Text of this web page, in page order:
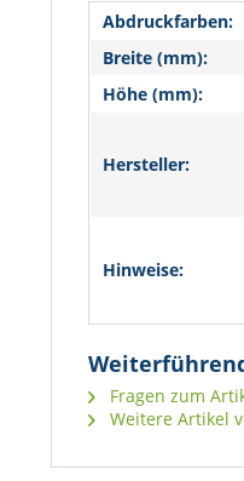
Abdruckfarben:
Breite (mm):
Höhe (mm):
Hersteller:
Hinweise:
Fragen zum
Weitere Artikel